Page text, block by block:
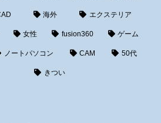
海外 エクステリア
女性 fusion360 ゲーム
ノートパソコン CAM 50代
きつい